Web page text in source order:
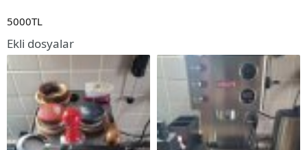
5000TL
Ekli dosyalar